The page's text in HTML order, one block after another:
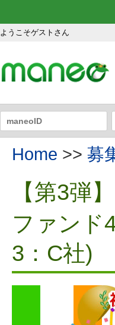
ようこそゲストさん
Home >> 募
【第3弾
ファンド
3：C社)